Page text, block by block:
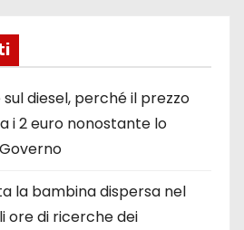
diesel, perché il prezzo
i 2 euro nonostante lo
la bambina dispersa nel
ore di ricerche dei